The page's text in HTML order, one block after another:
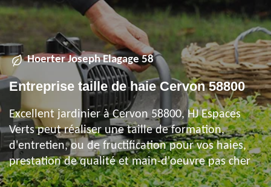
Hoerter Joseph Elagage 58
Entreprise taille de haie Cervon 58800
Excellent jardinier à Cervon 58800, HJ Espaces
Verts peut réaliser une taille de formation,
d'entretien, ou de fructification pour vos haies,
prestation de qualité et main-d'oeuvre pas cher